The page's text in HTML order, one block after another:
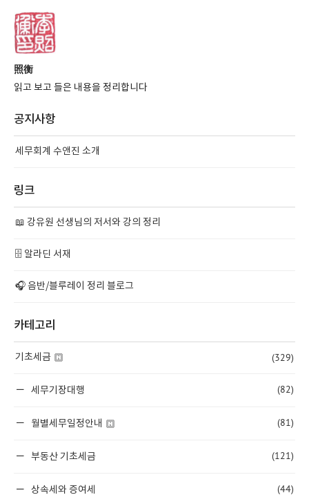
照衡
읽고 보고 들은 내용을 정리합니다
공지사항
세무회계 수앤진 소개
링크
📖 강유원 선생님의 저서와 강의 정리
🗄️ 알라딘 서재
🎧 음반/블루레이 정리 블로그
카테고리
기초세금 (329)
세무기장대행 (82)
월별세무일정안내 (81)
부동산 기초세금 (121)
상속세와 증여세 (44)